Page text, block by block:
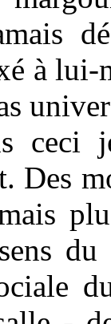
à lui-
ceci
Des